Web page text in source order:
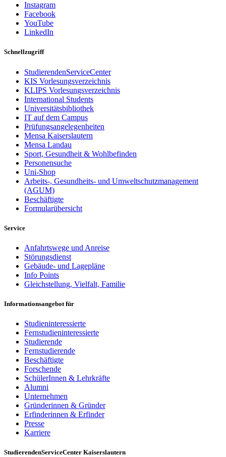
Instagram
Facebook
YouTube
LinkedIn
Schnellzugriff
StudierendenServiceCenter
KIS Vorlesungsverzeichnis
KLIPS Vorlesungsverzeichnis
International Students
Universitätsbibliothek
IT auf dem Campus
Prüfungsangelegenheiten
Mensa Kaiserslautern
Mensa Landau
Sport, Gesundheit & Wohlbefinden
Personensuche
Uni-Shop
Arbeits-, Gesundheits- und Umweltschutzmanagement
(AGUM)
Beschäftigte
Formularübersicht
Service
Anfahrtswege und Anreise
Störungsdienst
Gebäude- und Lagepläne
Info Points
Gleichstellung, Vielfalt, Familie
Informationsangebot für
Studieninteressierte
Fernstudieninteressierte
Studierende
Fernstudierende
Beschäftigte
Forschende
SchülerInnen & Lehrkräfte
Alumni
Unternehmen
Gründerinnen & Gründer
Erfinderinnen & Erfinder
Presse
Karriere
StudierendenServiceCenter Kaiserslautern